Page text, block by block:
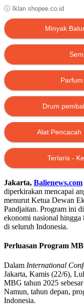
ⓘ Iklan shopee.co.id
Minyak
Drum
Alat Pencacah
Terlaris -
Jakarta, Balienews.com
diperkirakan mencapai
menurut Ketua Dewan
Pandjaitan. Program ini
ekonomi nasional hingga
di seluruh Indonesia.
Perluasan Program
Dalam International
Jakarta, Kamis (22/6),
MBG tahun 2025
Namun, tahun depan,
Indonesia.